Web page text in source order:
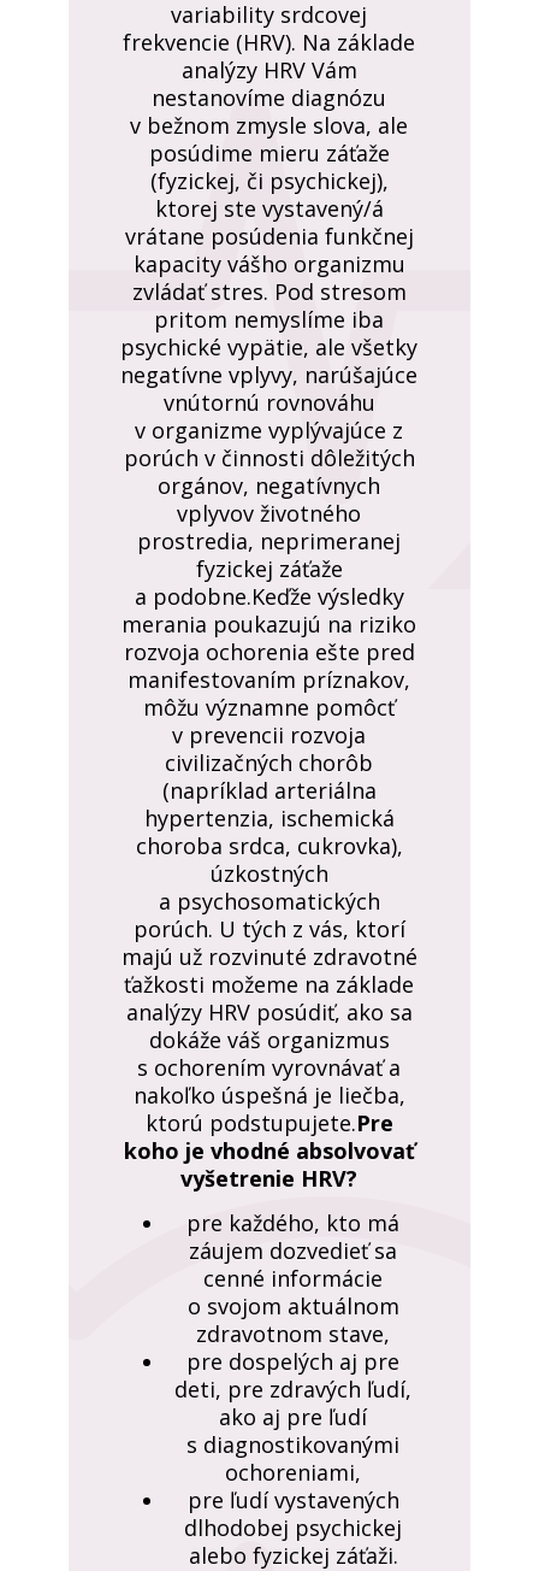
variability srdcovej
frekvencie (HRV). Na základe
analýzy HRV Vám
nestanovíme diagnózu
v bežnom zmysle slova, ale
posúdime mieru záťaže
(fyzickej, či psychickej),
ktorej ste vystavený/á
vrátane posúdenia funkčnej
kapacity vášho organizmu
zvládať stres. Pod stresom
pritom nemyslíme iba
psychické vypätie, ale všetky
negatívne vplyvy, narúšajúce
vnútornú rovnováhu
v organizme vyplývajúce z
porúch v činnosti dôležitých
orgánov, negatívnych
vplyvov životného
prostredia, neprimeranej
fyzickej záťaže
a podobne.Keďže výsledky
merania poukazujú na riziko
rozvoja ochorenia ešte pred
manifestovaním príznakov,
môžu významne pomôcť
v prevencii rozvoja
civilizačných chorôb
(napríklad arteriálna
hypertenzia, ischemická
choroba srdca, cukrovka),
úzkostných
a psychosomatických
porúch. U tých z vás, ktorí
majú už rozvinuté zdravotné
ťažkosti možeme na základe
analýzy HRV posúdiť, ako sa
dokáže váš organizmus
s ochorením vyrovnávať a
nakoľko úspešná je liečba,
ktorú podstupujete.Pre
koho je vhodné absolvovať
vyšetrenie HRV?
pre každého, kto má
záujem dozvedieť sa
cenné informácie
o svojom aktuálnom
zdravotnom stave,
pre dospelých aj pre
deti, pre zdravých ľudí,
ako aj pre ľudí
s diagnostikovanými
ochoreniami,
pre ľudí vystavených
dlhodobej psychickej
alebo fyzickej záťaži.